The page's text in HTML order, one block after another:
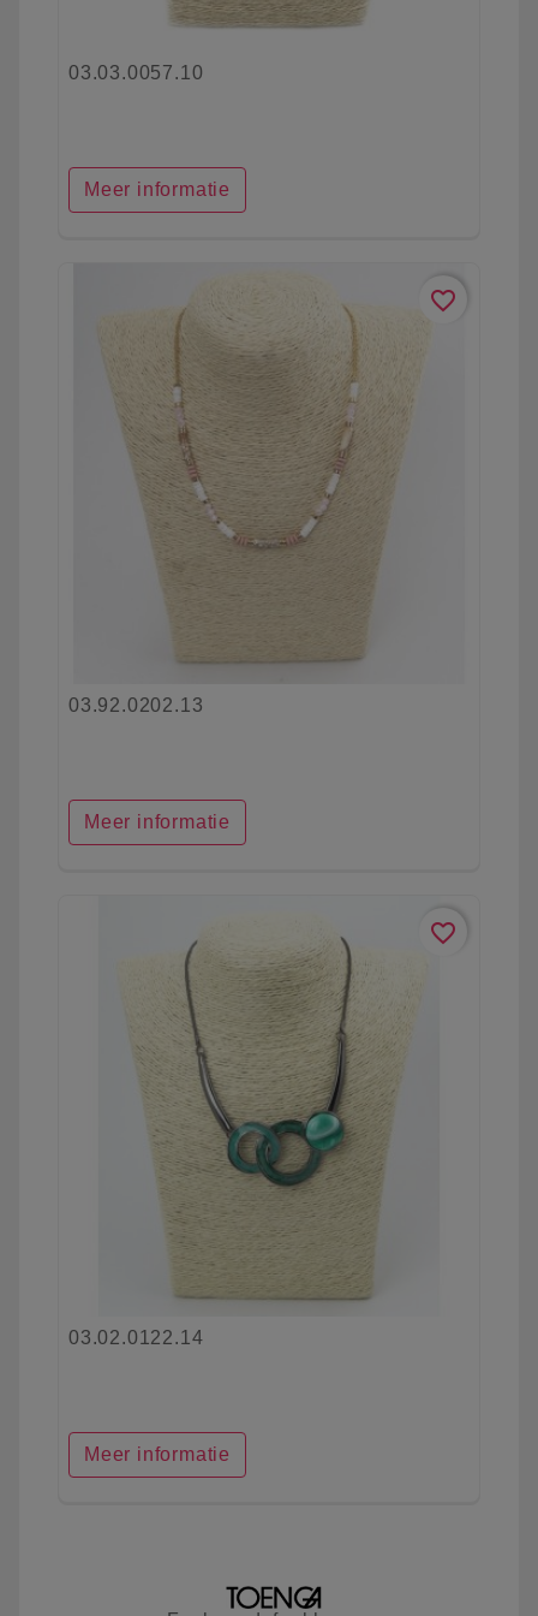
03.03.0057.10
Meer informatie
favorite_border
03.92.0202.13
Meer informatie
favorite_border
03.02.0122.14
Meer informatie